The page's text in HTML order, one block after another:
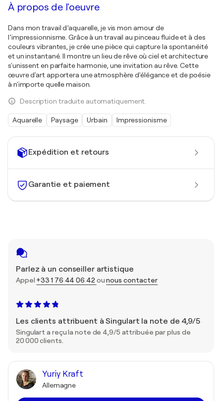
Expédition et retours
Garantie et paiement
Parlez à un conseiller artistique
Appel +33 1 76 44 06 42 ounous contacter
Les clients attribuent à Singulart la note de 4,9/5
Singulart a reçu la note de 4,9/5 attribuée par plus de
20 000 clients.
Yuriy Kraft
Allemagne
À propos de l'oeuvre
Dans mon travail d’aquarelle, je vis mon amour de
l’impressionnisme. Grâce à un travail au pinceau fluide et à des
couleurs vibrantes, je crée une pièce qui capture la spontanéité
et un instantané. Il montre un lieu de rêve où ciel et architecture
s'unissent en parfaite harmonie, une invitation au rêve. Cette
œuvre d'art apportera une atmosphère d'élégance et de poésie
à n'importe quelle maison.
Description traduite automatiquement.
Aquarelle Paysage Urbain Impressionisme